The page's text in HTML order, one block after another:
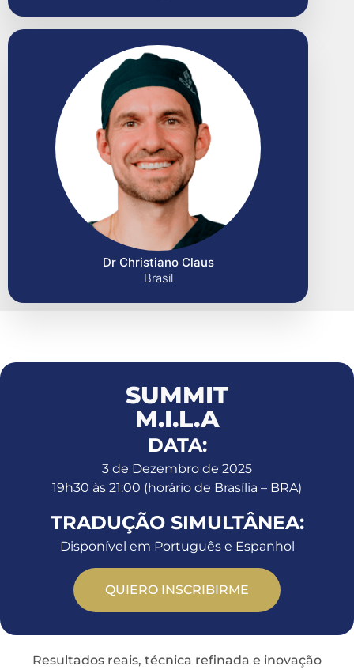
Dr Christiano Claus
Brasil
SUMMIT
M.I.L.A
DATA:
3 de Dezembro de 2025
19h30 às 21:00 (horário de Brasília – BRA)
TRADUÇÃO SIMULTÂNEA:
Disponível em Português e Espanhol
QUIERO INSCRIBIRME
Resultados reais, técnica refinada e inovação